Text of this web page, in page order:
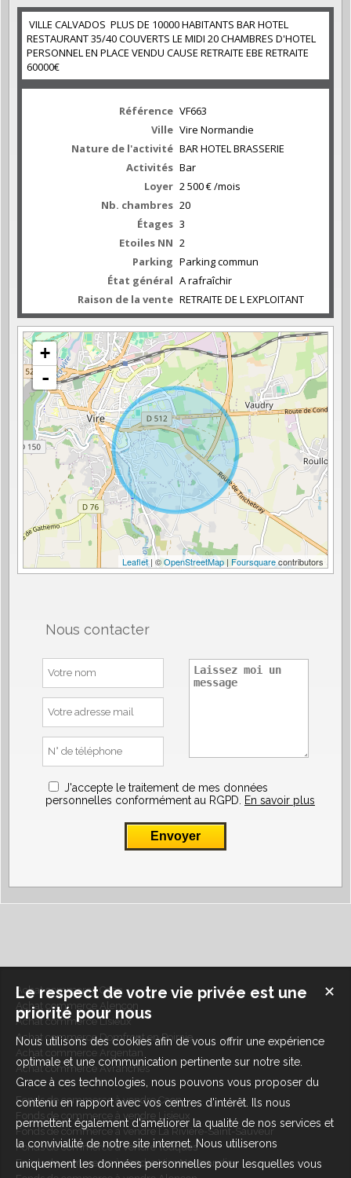
VILLE CALVADOS PLUS DE 10000 HABITANTS BAR HOTEL
RESTAURANT 35/40 COUVERTS LE MIDI 20 CHAMBRES D'HOTEL
PERSONNEL EN PLACE VENDU CAUSE RETRAITE EBE RETRAITE
60000€
Référence VF663
Ville Vire Normandie
Nature de l'activité BAR HOTEL BRASSERIE
Activités Bar
Loyer 2 500 € /mois
Nb. chambres 20
Étages 3
Etoiles NN 2
Parking Parking commun
État général A rafraîchir
Raison de la vente RETRAITE DE L EXPLOITANT
+
-
Leaflet| ©OpenStreetMap | Foursquarecontributors
Nous contacter
J'accepte le traitement de mes données
personnelles conformément au RGPD.
En savoir plus
Achat commerce Caen
Achat commerce Alençon
Achat commerce Lisieux
Achat commerce Domfront en Poiraie
Achat commerce Argentan
Achat commerce Avranches
Fonds de commerce à vendre Caen
Fonds de commerce à vendre Lisieux
Fonds de commerce à vendre La Rivière-Saint-Sauveur
Fonds de commerce à vendre Touques
Fonds de commerce à vendre Vire Normandie
✕
Le respect de votre vie privée est une
priorité pour nous
Nous utilisons des cookies afin de vous offrir une expérience
optimale et une communication pertinente sur notre site.
Grace à ces technologies, nous pouvons vous proposer du
contenu en rapport avec vos centres d'intérêt. Ils nous
permettent également d'améliorer la qualité de nos services et
la convivialité de notre site internet. Nous utiliserons
uniquement les données personnelles pour lesquelles vous